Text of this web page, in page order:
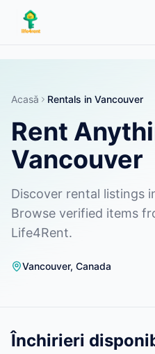
Skip to main content
devin active după verificări
Creează primul tău anunț
Acasă Rentals in Vancouver
Rent
Vancouver
Discover rental listings
Browse verified items
Life4Rent.
Vancouver, Canada
Închirieri